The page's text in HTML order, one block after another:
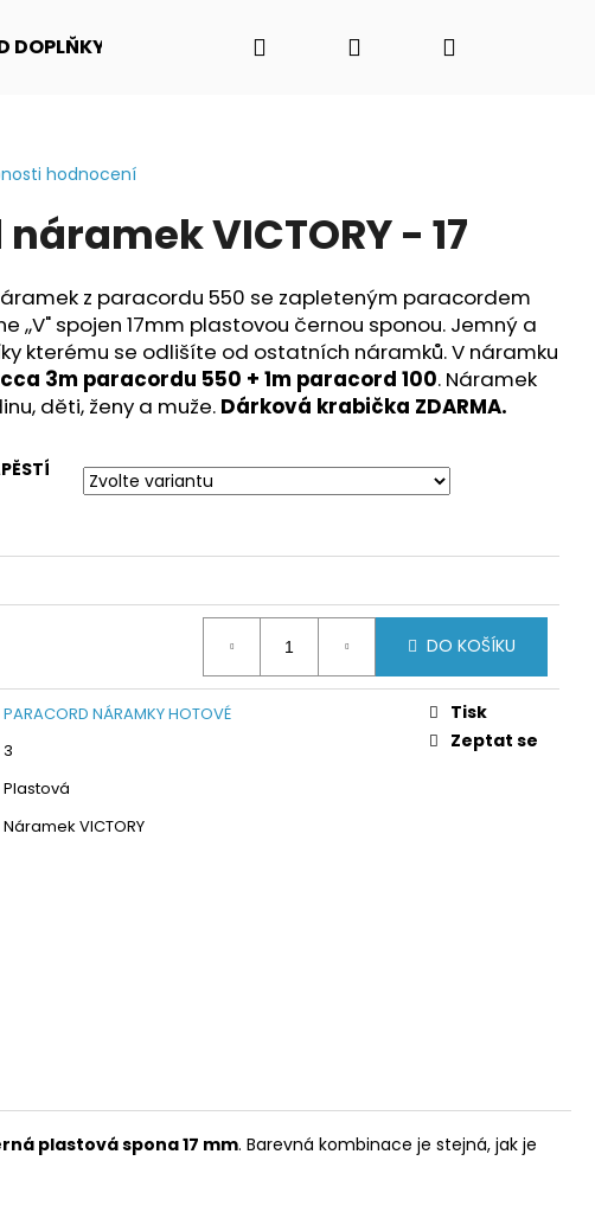
DOPLŇKY O NÁS - PŘÍBĚH PADAKOVKA.CZ
Hledat PřihlášeníNákupní
hodnocení
VICTORY - 17
z paracordu 550 se zapleteným paracordem
,,V" spojen 17mm plastovou černou sponou. Jemný a
kterému se odlišíte od ostatních náramků. V náramku
cca 3m paracordu 550 + 1m paracord 100. Náramek
děti, ženy a muže. Dárková krabička ZDARMA.
DO KOŠÍKU
PARACORD NÁRAMKY HOTOVÉ
3
Plastová
Náramek VICTORY
Tisk
Zeptat se
plastová spona 17 mm. Barevná kombinace je stejná, jak je